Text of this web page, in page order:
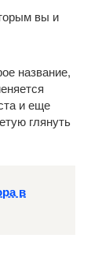
вы и
название,
и еще
глянуть
в